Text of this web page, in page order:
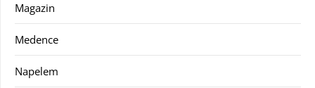
Magazin
Medence
Napelem